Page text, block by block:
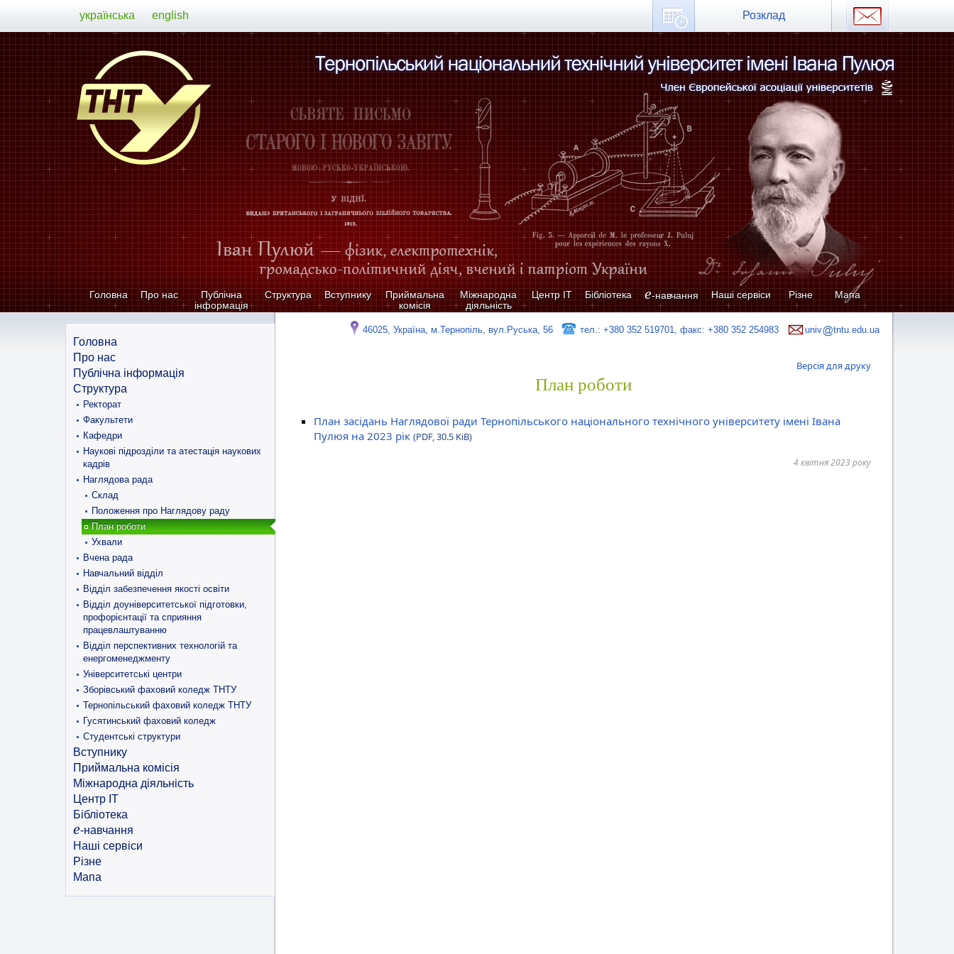
Розклад
українська english
Головна Про нас
Публічна
інформація
Структура Вступнику
Приймальна
комісія
Міжнародна
діяльність
Центр ІТ Бібліотека e-навчання Наші сервіси Різне Мапа
Головна
Про нас
Публічна інформація
Структура
Ректорат
Факультети
Кафедри
Наукові підрозділи та атестація наукових
кадрів
Наглядова рада
Склад
Положення про Наглядову раду
План роботи
Ухвали
Вчена рада
Навчальний відділ
Відділ забезпечення якості освіти
Відділ доуніверситетської підготовки,
профорієнтації та сприяння
працевлаштуванню
Відділ перспективних технологій та
енергоменеджменту
Університетські центри
Зборівський фаховий коледж ТНТУ
Тернопільський фаховий коледж ТНТУ
Гусятинський фаховий коледж
Студентські структури
Вступнику
Приймальна комісія
Міжнародна діяльність
Центр ІТ
Бібліотека
e-навчання
Наші сервіси
Різне
Мапа
46025, Україна, м.Тернопіль, вул.Руська, 56 тел.: +380 352 519701, факс: +380 352 254983 univ tntu.edu.ua
Версія для друку
План роботи
План засідань Наглядової ради Тернопільського національного технічного університету імені Івана
Пулюя на 2023 рік (PDF, 30.5 KiB)
4 квітня 2023 року